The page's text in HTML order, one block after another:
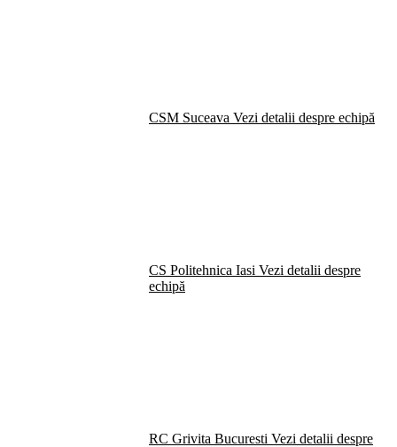
CSM Suceava Vezi detalii despre echipă
CS Politehnica Iasi Vezi detalii despre
echipă
RC Grivita Bucuresti Vezi detalii despre